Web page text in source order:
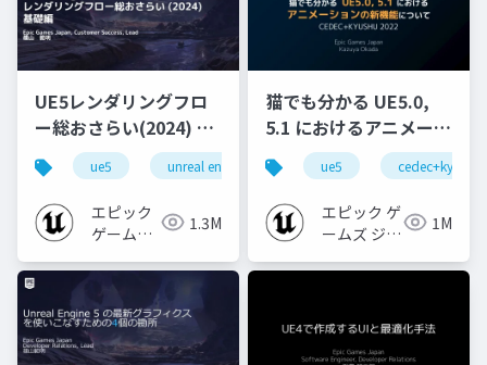
UE5レンダリングフロ
ー総おさらい(2024) 基
礎編！
[CEDEC+KYUSHU
2024]
ue5 unreal engine ue-rendering
エピック
ゲームズ
1.3M
猫でも分かる UE5.0,
5.1 におけるアニメーシ
ョンの新機能について
【CEDEC+KYUSHU
2022】
ue5 cedec+kyushu
エピック ゲ
ームズ ジャ
1M